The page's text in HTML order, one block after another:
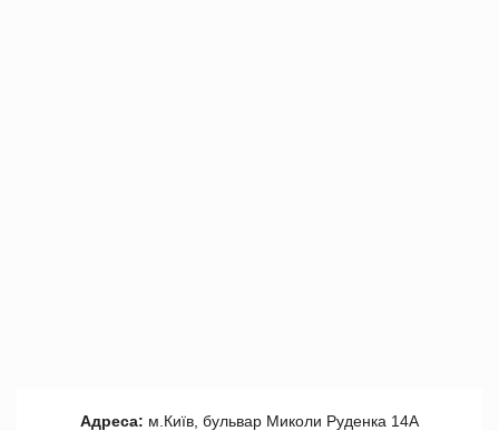
Адреса: м.Київ, бульвар Миколи Руденка 14А